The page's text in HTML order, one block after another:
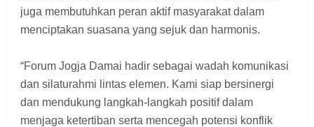
juga membutuhkan peran aktif masyarakat dalam
menciptakan suasana yang sejuk dan harmonis.
“Forum Jogja Damai hadir sebagai wadah komunikasi
dan silaturahmi lintas elemen. Kami siap bersinergi
dan mendukung langkah-langkah positif dalam
menjaga ketertiban serta mencegah potensi konflik